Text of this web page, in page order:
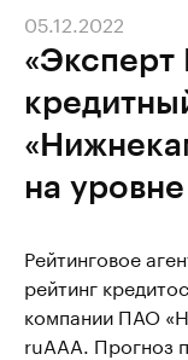
«Эксперт
на
05.12.2022
Рейтинговое
рейтинг
компании ПАО
ruAAA. Прогноз